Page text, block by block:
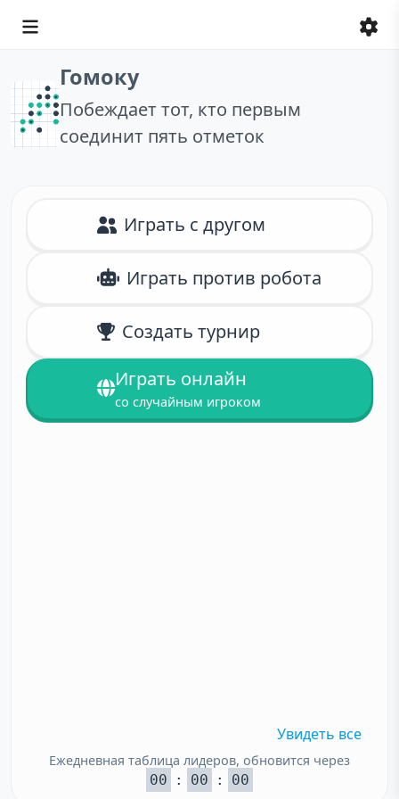
Гомоку
Побеждает тот, кто первым
соединит пять отметок
Играть с другом
Играть против робота
Создать турнир
Играть онлайн
со случайным игроком
Увидеть все
Ежедневная таблица лидеров, обновится через
00
: 00 : 00